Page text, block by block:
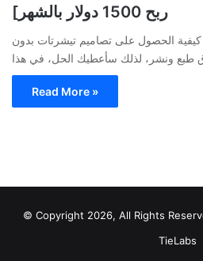
ربح 1500 دولار بالشهر]
الحصول على تصاميم تيشرتات بدون
Read More »
© Copyright 2026, All Rights
TieLabs